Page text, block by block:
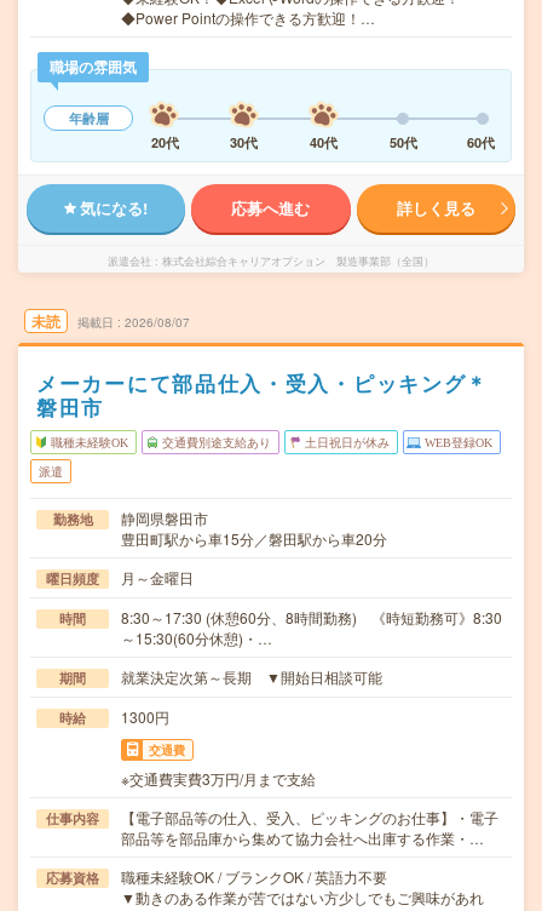
◆Power Pointの操作できる方歓迎！…
職場の雰囲気
年齢層
20代
30代 40代 50代 60代
気になる! 応募へ進む 詳しく見る
派遣会社 株式会社綜合キャリアオプション 製造事業部（全国）
未読 掲載日 2026/08/07
メーカーにて部品仕入・受入・ピッキング＊
磐田市
職種未経験OK 交通費別途支給あり 土日祝日が休み WEB登録OK
派遣
勤務地
静岡県磐田市
豊田町駅から車15分／磐田駅から車20分
曜日頻度 月～金曜日
時間
8:30～17:30 (休憩60分、8時間勤務) 《時短勤務可》8:30
～15:30(60分休憩)・…
期間 就業決定次第～長期 ▼開始日相談可能
時給 1300円
交通費
※交通費実費3万円/月まで支給
仕事内容
【電子部品等の仕入、受入、ピッキングのお仕事】・電子
部品等を部品庫から集めて協力会社へ出庫する作業・…
応募資格
職種未経験OK / ブランクOK / 英語力不要
▼動きのある作業が苦ではない方少しでもご興味があれ